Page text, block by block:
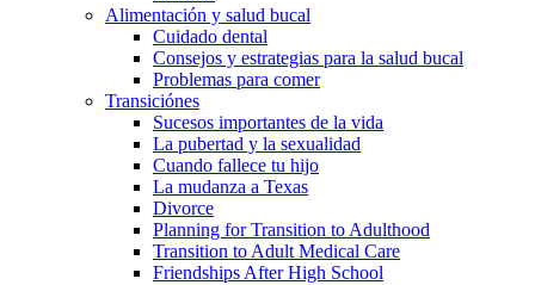
Alimentación y salud bucal
Cuidado dental
Consejos y estrategias para la salud bucal
Problemas para comer
Transiciónes
Sucesos importantes de la vida
La pubertad y la sexualidad
Cuando fallece tu hijo
La mudanza a Texas
Divorce
Planning for Transition to Adulthood
Transition to Adult Medical Care
Friendships After High School